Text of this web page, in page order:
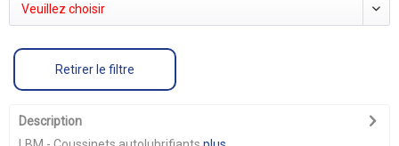
Veuillez choisir
Retirer le filtre
Description